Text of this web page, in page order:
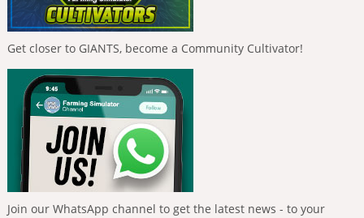
Get closer to GIANTS, become a Community Cultivator!
Join our WhatsApp channel to get the latest news - to your